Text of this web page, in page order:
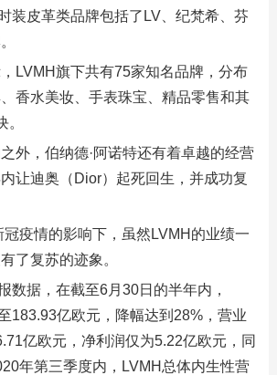
装皮革类品牌包括了LV、纪梵希、芬
LVMH旗下共有75家知名品牌，分布
香水美妆、手表珠宝、精品零售和其
外，伯纳德·阿诺特还有着卓越的经营
让迪奥（Dior）起死回生，并成功复
冠疫情的影响下，虽然LVMH的业绩一
了复苏的迹象。
数据，在截至6月30日的半年内，
183.93亿欧元，降幅达到28%，营业
亿欧元，净利润仅为5.22亿欧元，同
年第三季度内，LVMH总体内生性营